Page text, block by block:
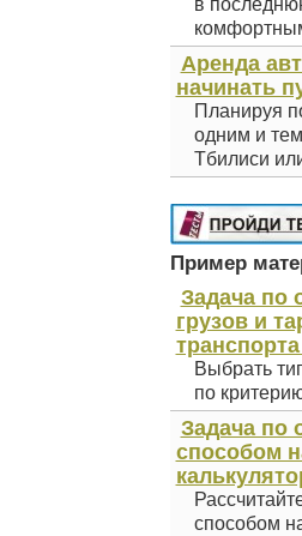
в
Аренда
начинать
Планируя
одним и
Тбилиси
Пример
Задача по
грузов и
Выбрать
по
Задача по
способом
способом